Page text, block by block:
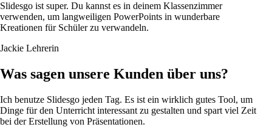
Slidesgo ist super. Du kannst es in deinem Klassenzimmer
verwenden, um langweiligen PowerPoints in wunderbare
Kreationen für Schüler zu verwandeln.
Jackie Lehrerin
Was sagen unsere Kunden über uns?
Ich benutze Slidesgo jeden Tag. Es ist ein wirklich gutes Tool, um
Dinge für den Unterricht interessant zu gestalten und spart viel Zeit
bei der Erstellung von Präsentationen.